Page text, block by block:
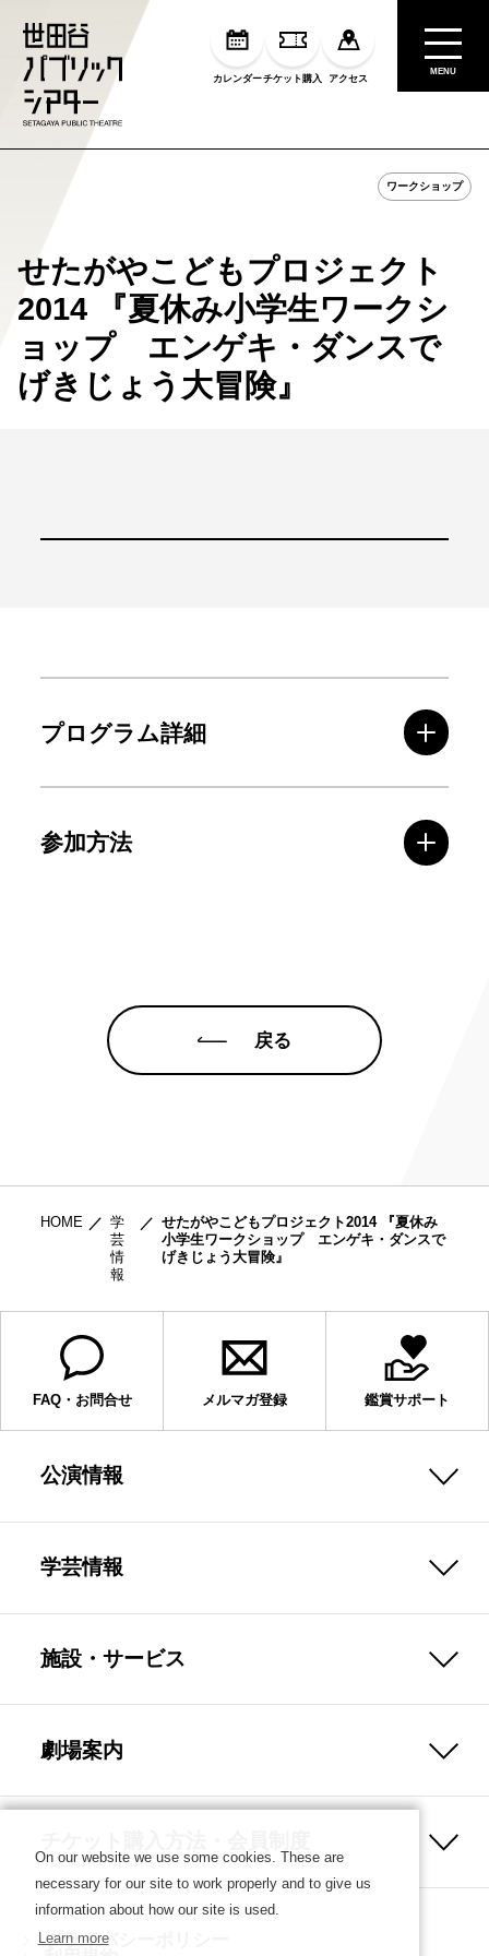
カレンダーチケット購入 アクセス
MENU
ワークショップ
せたがやこどもプロジェクト
2014 『夏休み小学生ワークシ
ョップ エンゲキ・ダンスで
げきじょう大冒険』
プログラム詳細
参加方法
戻る
HOME
学
芸
情
報
せたがやこどもプロジェクト2014 『夏休み
小学生ワークショップ エンゲキ・ダンスで
げきじょう大冒険』
FAQ・お問合せ メルマガ登録 鑑賞サポート
公演情報
学芸情報
施設・サービス
劇場案内
プライバシーポリシー
On our website we use some cookies. These are
necessary for our site to work properly and to give us
information about how our site is used.
Learn more